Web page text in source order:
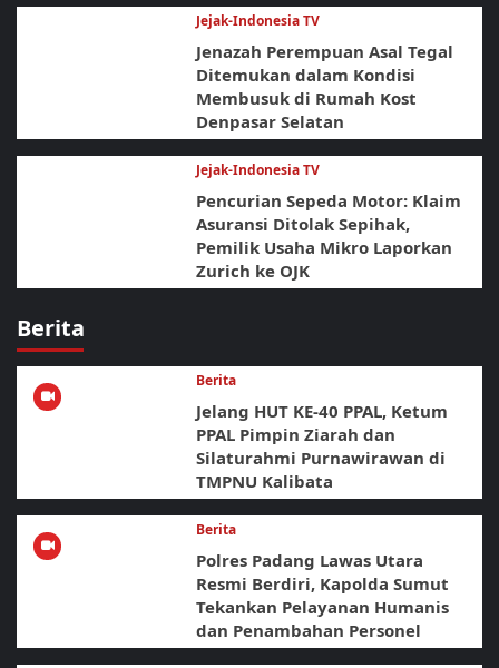
Jejak-Indonesia TV
Jenazah Perempuan Asal Tegal
Ditemukan dalam Kondisi
Membusuk di Rumah Kost
Denpasar Selatan
Jejak-Indonesia TV
Pencurian Sepeda Motor: Klaim
Asuransi Ditolak Sepihak,
Pemilik Usaha Mikro Laporkan
Zurich ke OJK
Berita
Berita
Jelang HUT KE-40 PPAL, Ketum
PPAL Pimpin Ziarah dan
Silaturahmi Purnawirawan di
TMPNU Kalibata
Berita
Polres Padang Lawas Utara
Resmi Berdiri, Kapolda Sumut
Tekankan Pelayanan Humanis
dan Penambahan Personel